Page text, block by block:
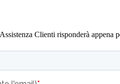
Clienti risponderà appena